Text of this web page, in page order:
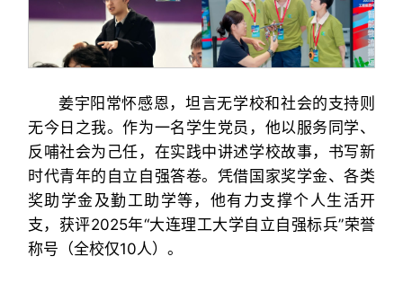
姜宇阳常怀感恩，坦言无学校和社会的支持则
无今日之我。作为一名学生党员，他以服务同学、
反哺社会为己任，在实践中讲述学校故事，书写新
时代青年的自立自强答卷。凭借国家奖学金、各类
奖助学金及勤工助学等，他有力支撑个人生活开
支，获评2025年“大连理工大学自立自强标兵”荣誉
称号（全校仅10人）。